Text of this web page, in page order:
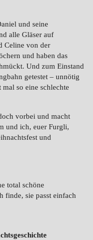
und seine
alle Gläser auf
Celine von der
und haben das
Und zum Einstand
getestet – unnötig
so eine schlechte
vorbei und macht
und ich, euer Furgli,
und
total schöne
finde, sie passt einfach